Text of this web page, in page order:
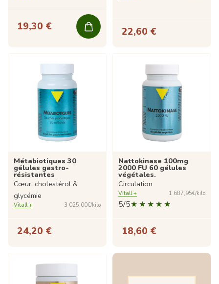
19,30 € 22,60 €
Métabiotiques 30
gélules gastro-
résistantes
Cœur, cholestérol &
glycémie
Vitall + 3 025,00€/kilo
24,20 €
Nattokinase 100mg
2000 FU 60 gélules
végétales.
Circulation
Vitall + 1 687,95€/kilo
5/5
18,60 €